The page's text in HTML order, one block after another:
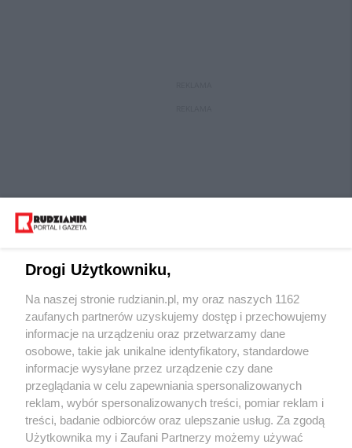
Wydawca mediów lokalnych
Nie zapomnij
zapoznać się z:
polityką prywatności regulamin korzystania z portali
Twojemiasto Skontaktuj sięz nami
Drogi Użytkowniku,
Na naszej stronie rudzianin.pl, my oraz naszych 1162
zaufanych partnerów uzyskujemy dostęp i przechowujemy
informacje na urządzeniu oraz przetwarzamy dane
osobowe, takie jak unikalne identyfikatory, standardowe
informacje wysyłane przez urządzenie czy dane
przeglądania w celu zapewniania spersonalizowanych
reklam, wybór spersonalizowanych treści, pomiar reklam i
treści, badanie odbiorców oraz ulepszanie usług. Za zgodą
Użytkownika my i Zaufani Partnerzy możemy używać